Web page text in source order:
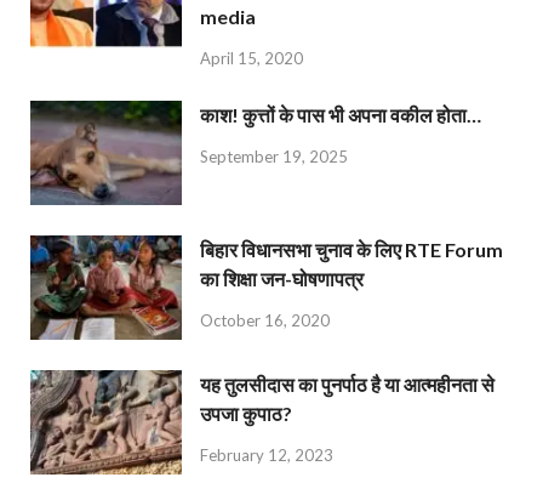
media
April 15, 2020
काश! कुत्तों के पास भी अपना वकील होता…
September 19, 2025
बिहार विधानसभा चुनाव के लिए RTE Forum
का शिक्षा जन-घोषणापत्र
October 16, 2020
यह तुलसीदास का पुनर्पाठ है या आत्महीनता से
उपजा कुपाठ?
February 12, 2023